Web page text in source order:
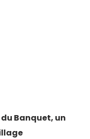
Banquet, un